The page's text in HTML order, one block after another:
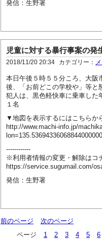
発信：生野署
児童に対する暴行事案の発
2018/11/20 20:34 カテゴリー：
本日午後５時５５分ころ、大阪
後、「お前どこの学校や」等と
犯人は、黒色軽快車に乗車した
１名
▼地図を表示するにはこちらか
http://www.machi-info.jp/
------------
※利用者情報の変更・解除はコ
https://service.sugumail.com/
発信：生野署
前のページ
次のページ
ページ
1 2 3 4 5 6